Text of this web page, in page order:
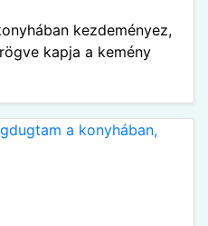
kezdeményez,
kapja a kemény